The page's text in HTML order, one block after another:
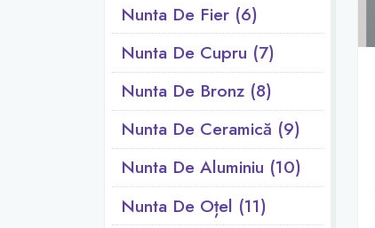
Nunta De Fier (6)
Nunta De Cupru (7)
Nunta De Bronz (8)
Nunta De Ceramică (9)
Nunta De Aluminiu (10)
Nunta De Oțel (11)